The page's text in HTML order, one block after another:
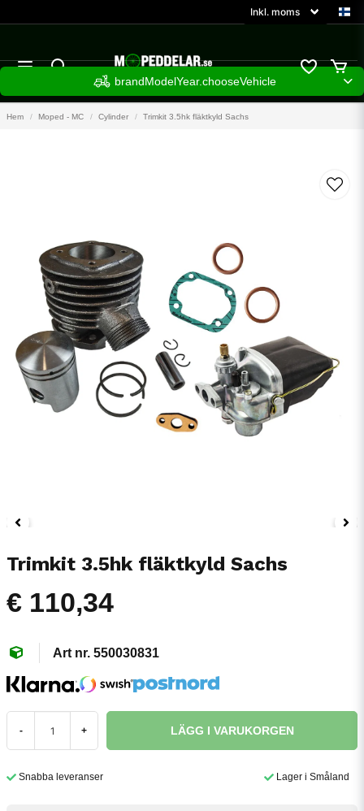
brandModelYear.chooseVehicle
Hem Moped - MC Cylinder Trimkit 3.5hk fläktkyld Sachs
Trimkit 3.5hk fläktkyld Sachs
€ 110,34
550030831
- + LÄGG I VARUKORGEN
Snabba leveranser Lager i Småland